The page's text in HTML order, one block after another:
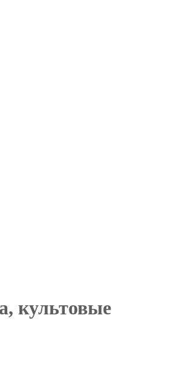
культовые